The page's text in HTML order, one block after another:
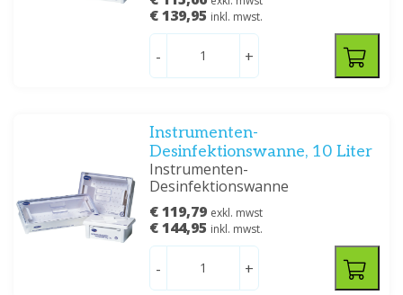
€ 139,95 inkl. mwst.
- +
Instrumenten-
Desinfektionswanne, 10 Liter
Instrumenten-
Desinfektionswanne
€ 119,79 exkl. mwst
€ 144,95 inkl. mwst.
- +